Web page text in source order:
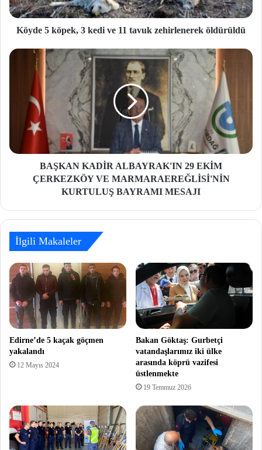
Köyde 5 köpek, 3 kedi ve 11 tavuk zehirlenerek öldürüldü
BAŞKAN KADİR ALBAYRAK'IN 29 EKİM
ÇERKEZKÖY VE MARMARAEREĞLİSİ'NİN
KURTULUŞ BAYRAMI MESAJI
İlgili Makaleler
Edirne’de 5 kaçak göçmen
yakalandı
12 Mayıs 2024
Bakan Göktaş: Gurbetçi
vatandaşlarımız iki ülke
arasında köprü vazifesi
üstlenmekte
19 Temmuz 2026